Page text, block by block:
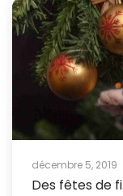
décembre 5, 2019
Des fêtes de